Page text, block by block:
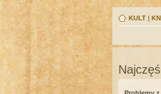
KULT |